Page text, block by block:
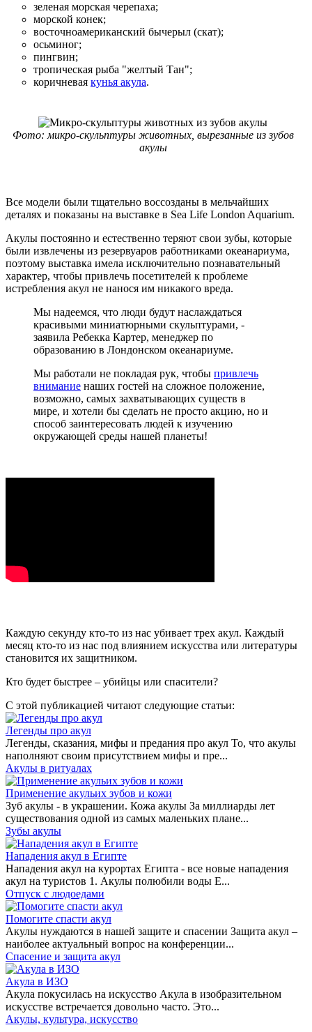
зеленая морская черепаха;
морской конек;
восточноамериканский бычерыл (скат);
осьминог;
пингвин;
тропическая рыба "желтый Тан";
коричневая кунья акула.
Фото: микро-скульптуры животных, вырезанные из зубов
акулы
Все модели были тщательно воссозданы в мельчайших
деталях и показаны на выставке в Sea Life London Aquarium.
Акулы постоянно и естественно теряют свои зубы, которые
были извлечены из резервуаров работниками океанариума,
поэтому выставка имела исключительно познавательный
характер, чтобы привлечь посетителей к проблеме
истребления акул не нанося им никакого вреда.
Мы надеемся, что люди будут наслаждаться
красивыми миниатюрными скульптурами, -
заявила Ребекка Картер, менеджер по
образованию в Лондонском океанариуме.
Мы работали не покладая рук, чтобы привлечь
внимание наших гостей на сложное положение,
возможно, самых захватывающих существ в
мире, и хотели бы сделать не просто акцию, но и
способ заинтересовать людей к изучению
окружающей среды нашей планеты!
Каждую секунду кто-то из нас убивает трех акул. Каждый
месяц кто-то из нас под влиянием искусства или литературы
становится их защитником.
Кто будет быстрее – убийцы или спасители?
С этой публикацией читают следующие статьи:
Легенды про акул
Легенды, сказания, мифы и предания про акул То, что акулы
наполняют своим присутствием мифы и пре...
Акулы в ритуалах
Применение акульих зубов и кожи
Зуб акулы - в украшении. Кожа акулы За миллиарды лет
существования одной из самых маленьких плане...
Зубы акулы
Нападения акул в Египте
Нападения акул на курортах Египта - все новые нападения
акул на туристов 1. Акулы полюбили воды Е...
Отпуск с людоедами
Помогите спасти акул
Акулы нуждаются в нашей защите и спасении Защита акул –
наиболее актуальный вопрос на конференции...
Спасение и защита акул
Акула в ИЗО
Акула покусилась на искусство Акула в изобразительном
искусстве встречается довольно часто. Это...
Акулы, культура, искусство